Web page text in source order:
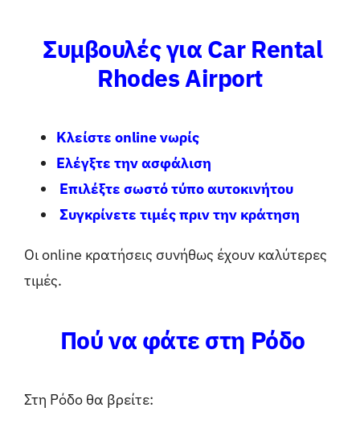
Συμβουλές για Car Rental
Rhodes Airport
Κλείστε online νωρίς
Ελέγξτε την ασφάλιση
Επιλέξτε σωστό τύπο αυτοκινήτου
Συγκρίνετε τιμές πριν την κράτηση
Οι online κρατήσεις συνήθως έχουν καλύτερες
τιμές.
Πού να φάτε στη Ρόδο
Στη Ρόδο θα βρείτε: